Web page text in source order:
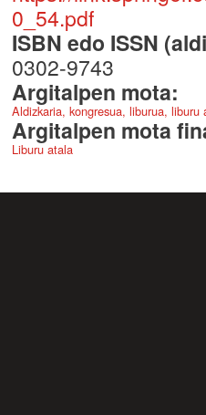
0_54.pdf
ISBN edo ISSN
0302-9743
Argitalpen mota:
Aldizkaria, kongresua, liburua,
Argitalpen mota
Liburu atala